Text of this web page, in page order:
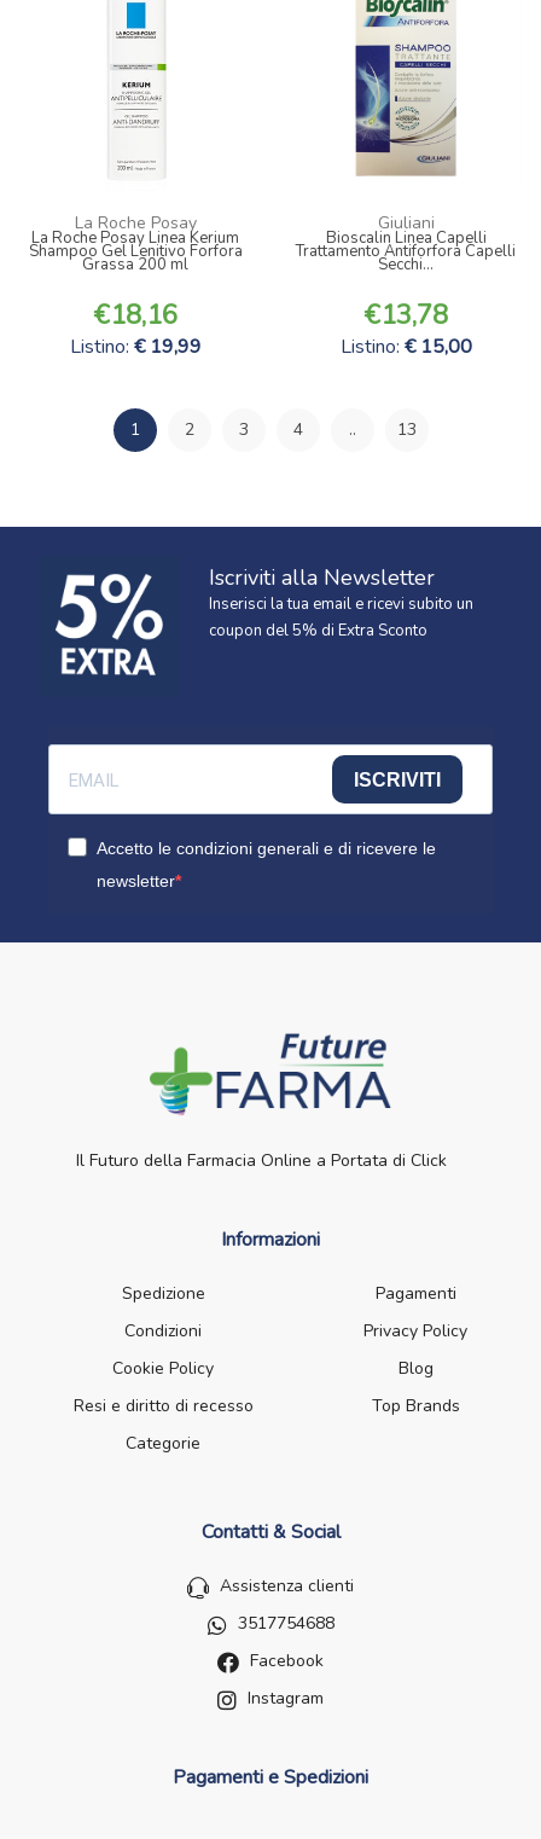
La Roche Posay
La Roche Posay Linea Kerium
Shampoo Gel Lenitivo Forfora
Grassa 200 ml
18,16
Listino: 19,99
Giuliani
Bioscalin Linea Capelli
Trattamento Antiforfora Capelli
Secchi...
13,78
Listino: 15,00
1 2 3 4 .. 13
Iscriviti alla Newsletter
Inserisci la tua email e ricevi subito un
coupon del 5% di Extra Sconto
ISCRIVITI
Accetto le condizioni generali e di ricevere le
newsletter
Il Futuro della Farmacia Online a Portata di Click
Informazioni
Spedizione
Pagamenti
Condizioni
Privacy Policy
Cookie Policy
Blog
Resi e diritto di recesso
Top Brands
Categorie
Contatti & Social
Assistenza clienti
3517754688
Facebook
Instagram
Pagamenti e Spedizioni